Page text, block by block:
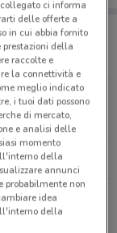
Store Conad
ci informa
delle offerte a
in cui abbia fornito
della
raccolte e
la connettività e
meglio indicato
i tuoi dati possono
di mercato,
e analisi delle
momento
della
annunci
probabilmente non
idea
della